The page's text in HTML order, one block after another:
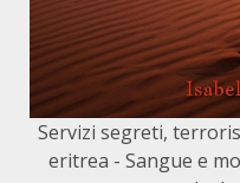
Servizi segreti,
eritrea - Sangue e